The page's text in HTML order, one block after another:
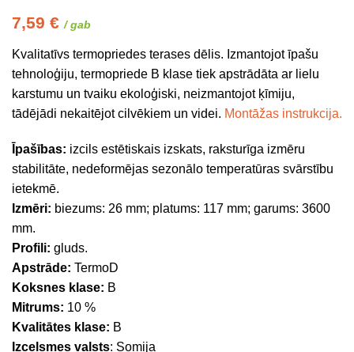
7,59 € / gab
Kvalitatīvs termopriedes terases dēlis. Izmantojot īpašu
tehnoloģiju, termopriede B klase tiek apstrādāta ar lielu
karstumu un tvaiku ekoloģiski, neizmantojot ķīmiju,
tādējādi nekaitējot cilvēkiem un videi. Montāžas instrukcija.
Īpašības: izcils estētiskais izskats, raksturīga izmēru
stabilitāte, nedeformējas sezonālo temperatūras svārstību
ietekmē.
Izmēri: biezums: 26 mm; platums: 117 mm; garums: 3600
mm.
Profili: gluds.
Apstrāde: TermoD
Koksnes klase: B
Mitrums: 10 %
Kvalitātes klase: B
Izcelsmes valsts: Somija